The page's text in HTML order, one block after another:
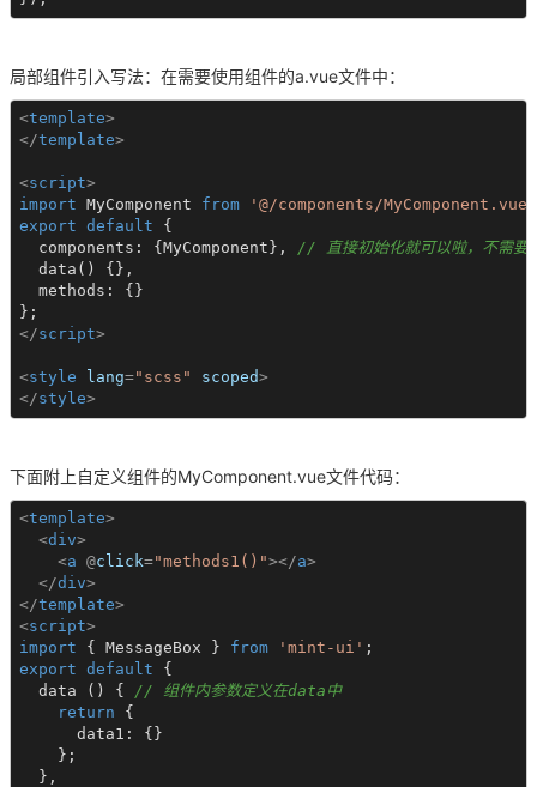
局部组件引入写法：在需要使用组件的a.vue文件中：
<template>
</template>
<script>
import MyComponent from
'@/components/MyComponent.vue'
export default {
  components: {MyComponent},
// 直接初始化就可以啦，不需
  data() {},
  methods: {}
</script>
<style lang="scss" scoped>
</style>
下面附上自定义组件的MyComponent.vue文件代码：
<template>
<div>
<a @click="methods1()"></a>
</div>
</template>
<script>
import { MessageBox } from 'mint-ui'
export default {
  data () {
// 组件内参数定义在data中
return {
      data1: {}
    };
  },